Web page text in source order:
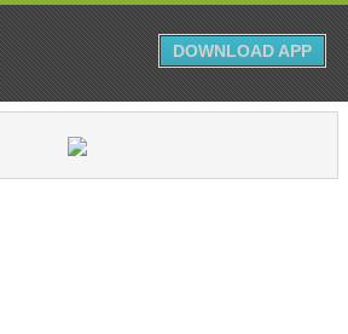
DOWNLOAD APP